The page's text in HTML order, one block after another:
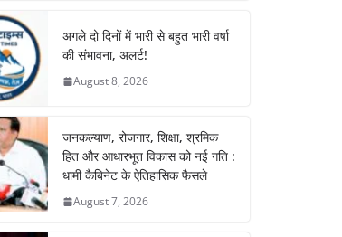
अगले दो दिनों में भारी से बहुत भारी वर्षा
की संभावना, अलर्ट!
August 8, 2026
जनकल्याण, रोजगार, शिक्षा, श्रमिक
हित और आधारभूत विकास को नई गति :
धामी कैबिनेट के ऐतिहासिक फैसले
August 7, 2026